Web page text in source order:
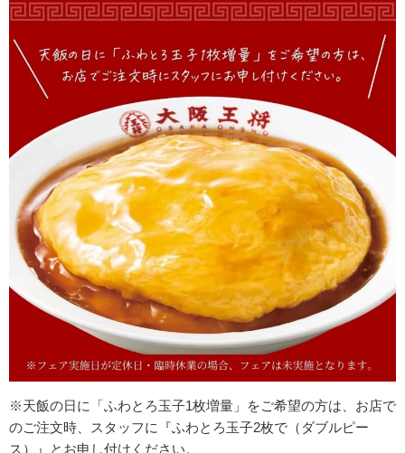
※天飯の日に「ふわとろ玉子1枚増量」をご希望の方は、 お店で
のご注文時、スタッフに『ふわとろ玉子2枚で（ダブルピー
ス）』とお申し付けください。